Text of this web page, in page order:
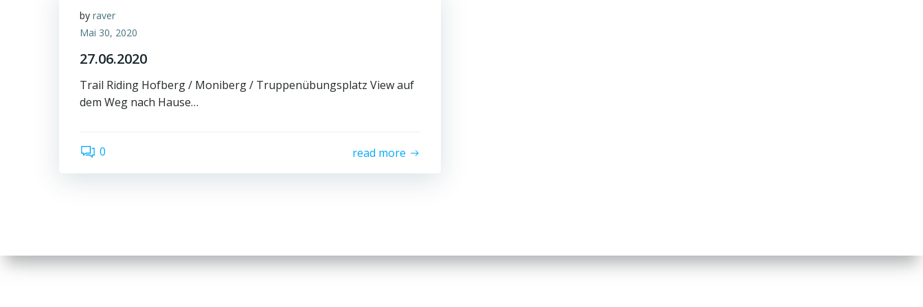
by raver
Mai 30, 2020
27.06.2020
Trail Riding Hofberg / Moniberg / Truppenübungsplatz View auf
dem Weg nach Hause…
0 read more